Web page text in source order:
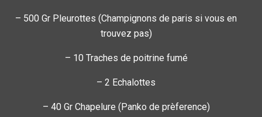
– 500 Gr Pleurottes (Champignons de paris si vous en
trouvez pas)
– 10 Traches de poitrine fumé
– 2 Echalottes
– 40 Gr Chapelure (Panko de prèference)